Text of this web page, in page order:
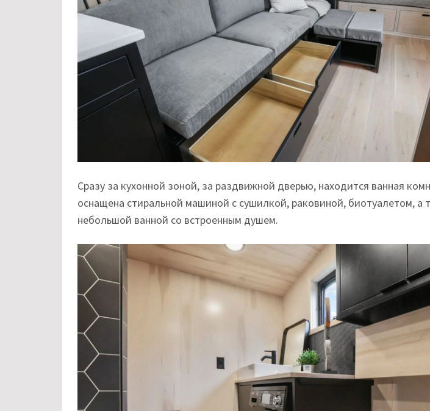
Сразу за кухонной зоной, за раздвижной дверью, находится ванная
оснащена стиральной машиной с сушилкой, раковиной, биотуалетом, а
небольшой ванной со встроенным душем.